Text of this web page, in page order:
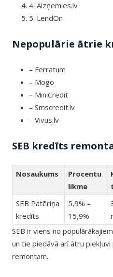
4. Aizņemies.lv
5. LendOn
Nepopulārie ātrie
– Ferratum
– Mogo
– MiniCredit
– Smscredit.lv
– Vivus.lv
SEB kredīts
Nosaukums
Procentu
likme
SEB Patēriņa
kredīts
5,9% –
15,9%
SEB ir viens no
un tie piedāvā arī ātru
remontam.